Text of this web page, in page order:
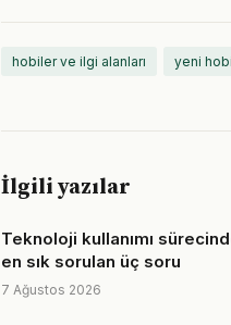
hobiler ve ilgi alanları yeni
İlgili yazılar
Teknoloji kullanımı
en sık sorulan üç soru
7 Ağustos 2026